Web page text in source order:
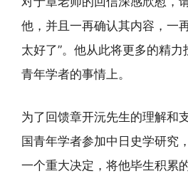
他，并且一再确认其内容，一
太好了”。他从此将更多的精力
青年学者的事情上。
为了回馈章开沅先生的理解和
国青年学者参加中日史学研究
一个重大决定，将他毕生积累